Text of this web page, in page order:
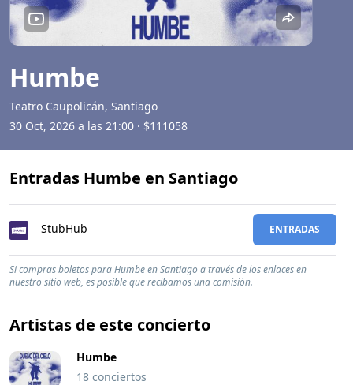
Humbe
30 Oct, 2026 a las 21:00 · $111058
Teatro Caupolicán, Santiago
Entradas Humbe en Santiago
StubHub ENTRADAS
Si compras boletos para Humbe en Santiago a través de los enlaces en
nuestro sitio web, es posible que recibamos una comisión.
Artistas de este concierto
Humbe
18 conciertos